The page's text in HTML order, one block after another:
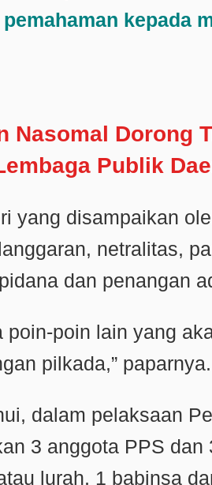
kepada
Nasomal Dorong
Publik
yang disampaikan
netralitas,
dan penangan
poin-poin lain yang
pilkada,” paparnya.
dalam pelaksaan
3 anggota PPS
lurah, 1 babinsa